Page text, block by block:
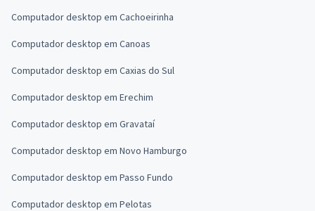
Computador desktop em Cachoeirinha
Computador desktop em Canoas
Computador desktop em Caxias do Sul
Computador desktop em Erechim
Computador desktop em Gravataí
Computador desktop em Novo Hamburgo
Computador desktop em Passo Fundo
Computador desktop em Pelotas